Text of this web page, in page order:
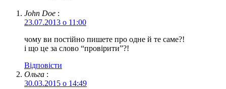
John Doe :
23.07.2013 о 11:00
чому ви постійно пишете про одне й те саме?!
і що це за слово “провірити”?!
Відповіcти
Ольга :
30.03.2015 о 14:49